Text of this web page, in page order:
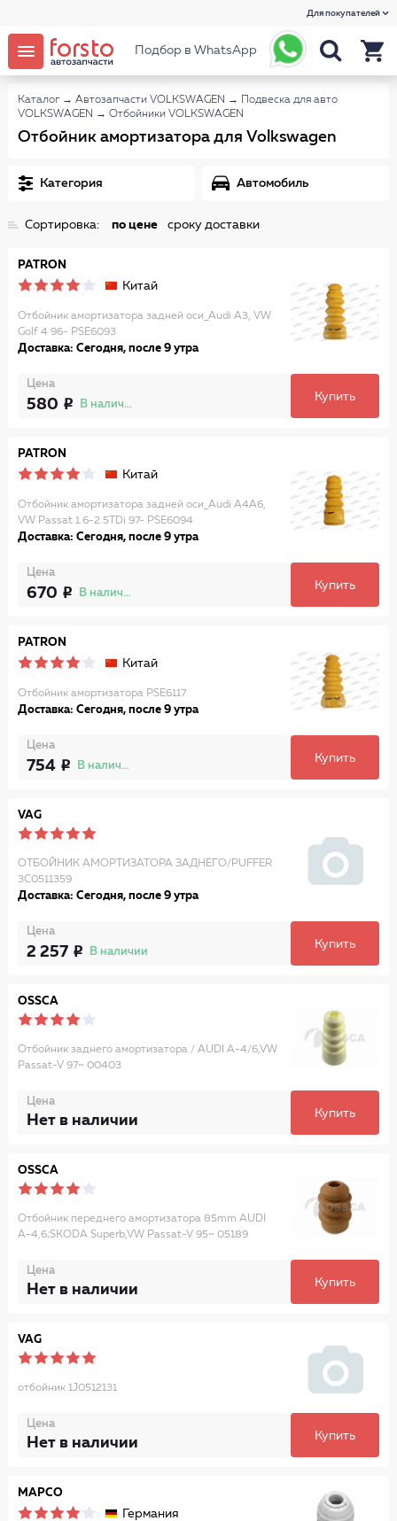
Для покупателей
Подбор в WhatsApp
Каталог → Автозапчасти VOLKSWAGEN →
Подвеска для авто
VOLKSWAGEN → Отбойники VOLKSWAGEN
Отбойник амортизатора для Volkswagen
Категория Автомобиль
Сортировка: по цене сроку доставки
PATRON
Китай
Отбойник амортизатора задней оси_Audi A3, VW
Golf 4 96- PSE6093
Доставка: Сегодня, после 9 утра
Цена
580 В наличии
Купить
PATRON
Китай
Отбойник амортизатора задней оси_Audi A4A6,
VW Passat 1.6-2.5TDi 97- PSE6094
Доставка: Сегодня, после 9 утра
Цена
670 В наличии
Купить
PATRON
Китай
Отбойник амортизатора PSE6117
Доставка: Сегодня, после 9 утра
Цена
754 В наличии
Купить
VAG
ОТБОЙНИК АМОРТИЗАТОРА ЗАДНЕГО/PUFFER
3C0511359
Доставка: Сегодня, после 9 утра
Цена
2 257 В наличии
Купить
OSSCA
Отбойник заднего амортизатора / AUDI A-4/6,VW
Passat-V 97~ 00403
Цена
Нет в наличии Купить
OSSCA
Отбойник переднего амортизатора 85mm AUDI
A-4,6;SKODA Superb,VW Passat-V 95~ 05189
Цена
Нет в наличии Купить
VAG
отбойник 1J0512131
Цена
Нет в наличии Купить
MAPCO
Германия